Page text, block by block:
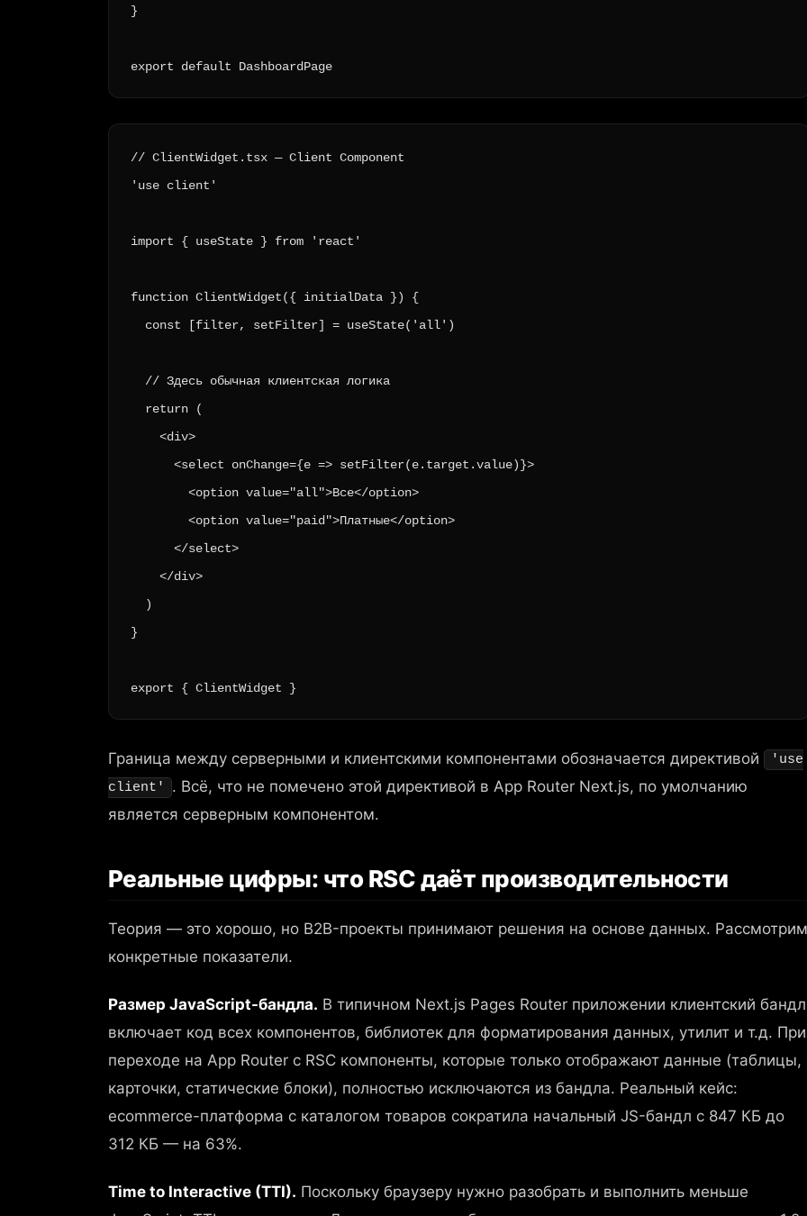
}
export default DashboardPage
// ClientWidget.tsx — Client Component
'use client'
import { useState } from 'react'
function ClientWidget({ initialData }) {
  const [filter, setFilter] = useState('all')
  // Здесь обычная клиентская логика
  return (
    <div>
      <select onChange={e => setFilter(e.target.value)}>
        <option value="all">Все</option>
        <option value="paid">Платные</option>
      </select>
    </div>
  )
}
export { ClientWidget }
Граница между серверными и клиентскими компонентами обозначается директивой
'use
client'
. Всё, что не помечено этой директивой в App Router Next.js, по умолчанию
является серверным компонентом.
Реальные цифры: что RSC даёт производительности
Теория — это хорошо, но B2B-проекты принимают решения на основе данных. Рассмотрим
конкретные показатели.
Размер JavaScript-бандла. В типичном Next.js Pages Router приложении клиентский бандл
включает код всех компонентов, библиотек для форматирования данных, утилит и т.д. При
переходе на App Router с RSC компоненты, которые только отображают данные (таблицы,
карточки, статические блоки), полностью исключаются из бандла. Реальный кейс:
ecommerce-платформа с каталогом товаров сократила начальный JS-бандл с 847 КБ до
312 КБ — на 63%.
Time to Interactive (TTI). Поскольку браузеру нужно разобрать и выполнить меньше